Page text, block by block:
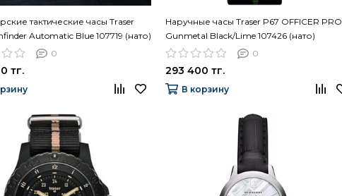
тактические часы Traser
Automatic Blue 107719 (нато)
0
тг.
Наручные часы Traser P67 OFFICER PRO
Gunmetal Black/Lime 107426 (нато)
0
293 400 тг.
В корзину